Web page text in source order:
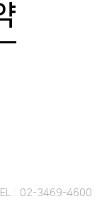
: 02-3469-4600